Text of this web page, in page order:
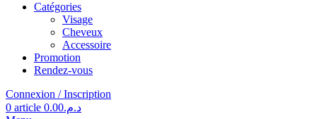
Catégories
Visage
Cheveux
Accessoire
Promotion
Rendez-vous
Connexion / Inscription
0 article د.م.0.00